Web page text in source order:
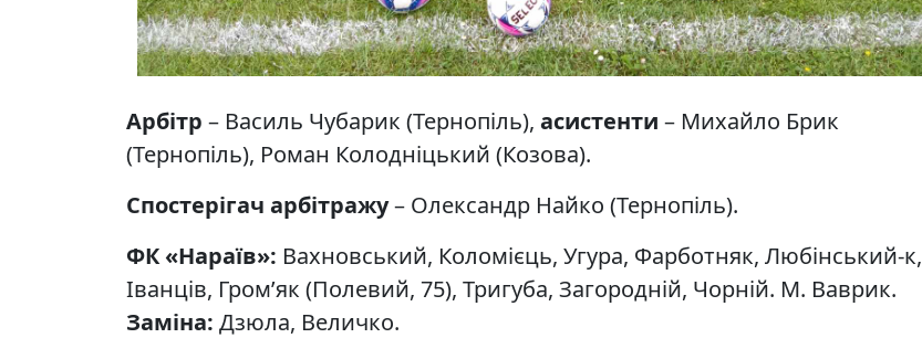
Арбітр – Василь Чубарик (Тернопіль), асистенти – Михайло Брик
(Тернопіль), Роман Колодніцький (Козова).
Спостерігач арбітражу– Олександр Найко (Тернопіль).
ФК «Нараїв»: Вахновський, Коломієць, Угура, Фарботняк, Любінський-к,
Іванців, Гром’як (Полевий, 75), Тригуба, Загородній, Чорній. М. Ваврик.
Заміна: Дзюла, Величко.